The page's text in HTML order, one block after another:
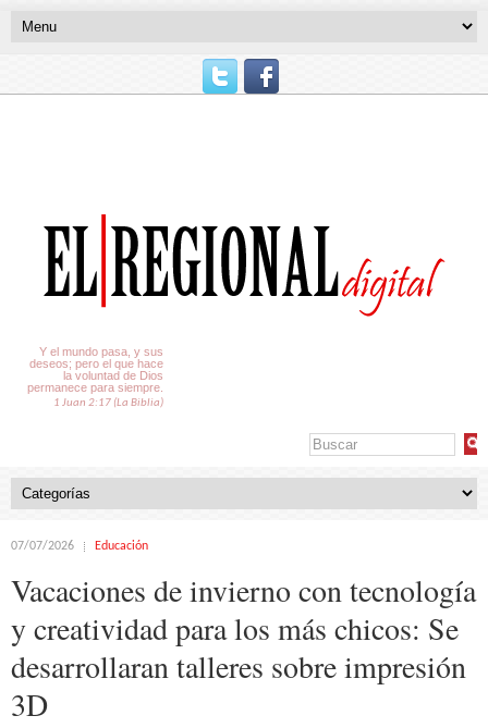
Y el mundo pasa, y sus
deseos; pero el que hace
la voluntad de Dios
permanece para siempre.
1 Juan 2:17 (La Biblia)
07/07/2026 Educación
Vacaciones de invierno con tecnología
y creatividad para los más chicos: Se
desarrollaran talleres sobre impresión
3D